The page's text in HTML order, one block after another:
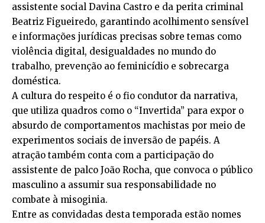
assistente social Davina Castro e da perita criminal
Beatriz Figueiredo, garantindo acolhimento sensível
e informações jurídicas precisas sobre temas como
violência digital, desigualdades no mundo do
trabalho, prevenção ao feminicídio e sobrecarga
doméstica.
A cultura do respeito é o fio condutor da narrativa,
que utiliza quadros como o “Invertida” para expor o
absurdo de comportamentos machistas por meio de
experimentos sociais de inversão de papéis. A
atração também conta com a participação do
assistente de palco João Rocha, que convoca o público
masculino a assumir sua responsabilidade no
combate à misoginia.
Entre as convidadas desta temporada estão nomes